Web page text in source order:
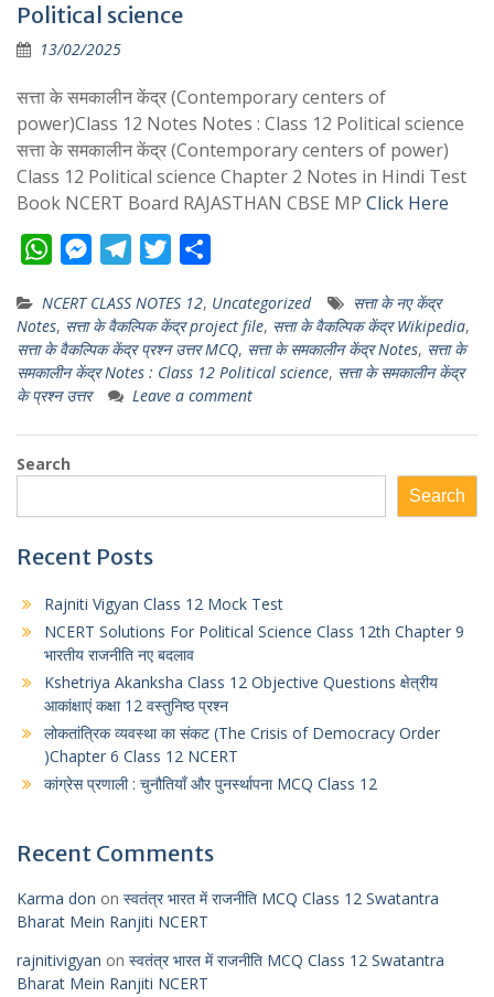
Political science
13/02/2025
सत्ता के समकालीन केंद्र (Contemporary centers of
power)Class 12 Notes Notes : Class 12 Political science
सत्ता के समकालीन केंद्र (Contemporary centers of power)
Class 12 Political science Chapter 2 Notes in Hindi Test
Book NCERT Board RAJASTHAN CBSE MP Click Here
W
a
t
s
A
p
p
M
s
s
e
n
g
e
g
r
a
i
t
t
e
r
a
r
e
NCERT CLASS NOTES 12, Uncategorized
सत्ता के नए केंद्र
Notes, सत्ता के वैकल्पिक केंद्र project file, सत्ता के वैकल्पिक केंद्र Wikipedia,
सत्ता के वैकल्पिक केंद्र प्रश्न उत्तर MCQ, सत्ता के समकालीन केंद्र Notes, सत्ता के
समकालीन केंद्र Notes : Class 12 Political science, सत्ता के समकालीन केंद्र
के प्रश्न उत्तर
Leave a comment
Search
Search
Recent Posts
Rajniti Vigyan Class 12 Mock Test
NCERT Solutions For Political Science Class 12th Chapter 9
भारतीय राजनीति नए बदलाव
Kshetriya Akanksha Class 12 Objective Questions क्षेत्रीय
आकांक्षाएं कक्षा 12 वस्तुनिष्ठ प्रश्न
लोकतांत्रिक व्यवस्था का संकट (The Crisis of Democracy Order
)Chapter 6 Class 12 NCERT
कांग्रेस प्रणाली : चुनौतियाँ और पुनर्स्थापना MCQ Class 12
Recent Comments
Karma don on स्वतंत्र भारत में राजनीति MCQ Class 12 Swatantra
Bharat Mein Ranjiti NCERT
rajnitivigyan on स्वतंत्र भारत में राजनीति MCQ Class 12 Swatantra
Bharat Mein Ranjiti NCERT